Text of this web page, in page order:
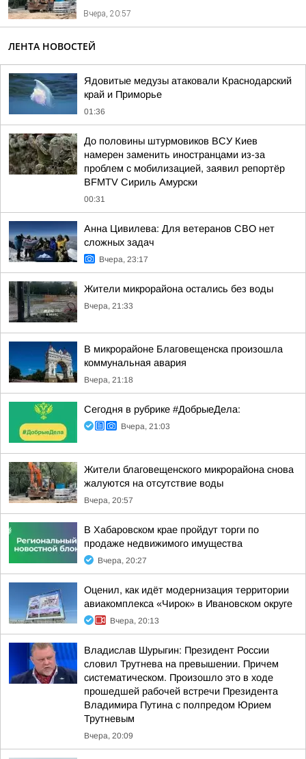
Вчера, 20:57
ЛЕНТА НОВОСТЕЙ
Ядовитые медузы атаковали Краснодарский
край и Приморье
01:36
До половины штурмовиков ВСУ Киев
намерен заменить иностранцами из-за
проблем с мобилизацией, заявил репортёр
BFMTV Сириль Амурски
00:31
Анна Цивилева: Для ветеранов СВО нет
сложных задач
Вчера, 23:17
Жители микрорайона остались без воды
Вчера, 21:33
В микрорайоне Благовещенска произошла
коммунальная авария
Вчера, 21:18
Сегодня в рубрике #ДобрыеДела:
Вчера, 21:03
Жители благовещенского микрорайона снова
жалуются на отсутствие воды
Вчера, 20:57
В Хабаровском крае пройдут торги по
продаже недвижимого имущества
Вчера, 20:27
Оценил, как идёт модернизация территории
авиакомплекса «Чирок» в Ивановском округе
Вчера, 20:13
Владислав Шурыгин: Президент России
словил Трутнева на превышении. Причем
систематическом. Произошло это в ходе
прошедшей рабочей встречи Президента
Владимира Путина с полпредом Юрием
Трутневым
Вчера, 20:09